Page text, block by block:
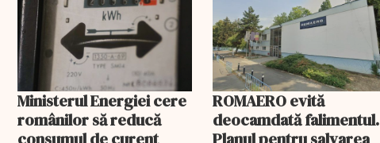
Ministerul Energiei cere
românilor să reducă
ROMAERO evită
deocamdată falimentul.